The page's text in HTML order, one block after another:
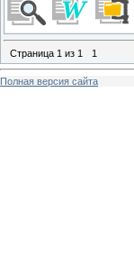
Страница 1 из 1 1
Полная версия сайта